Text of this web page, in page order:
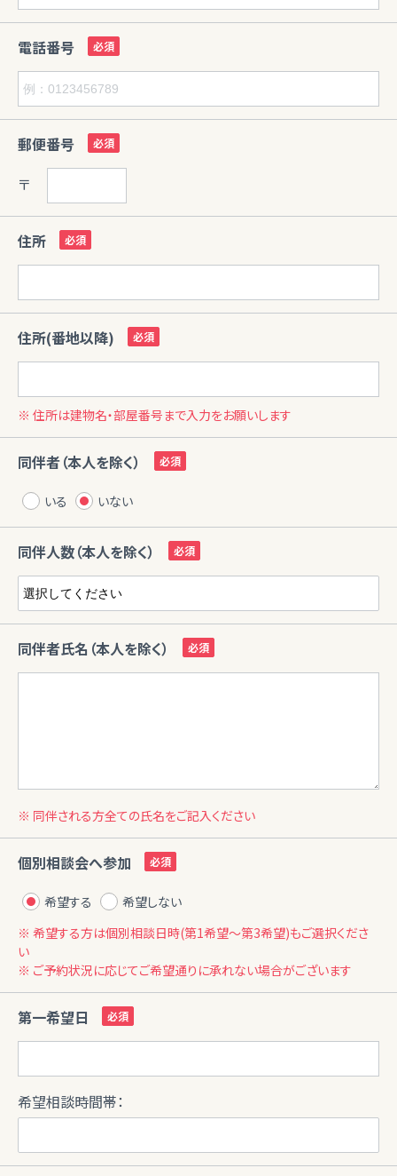
電話番号
郵便番号
〒
住所
住所(番地以降)
※ 住所は建物名・部屋番号まで入力をお願いします
同伴者（本人を除く）
いる いない
同伴人数（本人を除く）
同伴者氏名（本人を除く）
※ 同伴される方全ての氏名をご記入ください
個別相談会へ参加
希望する
希望しない
※ 希望する方は個別相談日時(第1希望〜第3希望)もご選択くださ
い
※ ご予約状況に応じてご希望通りに承れない場合がございます
第一希望日
希望相談時間帯：